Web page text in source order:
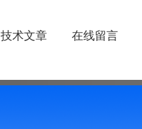
技术文章 在线留言